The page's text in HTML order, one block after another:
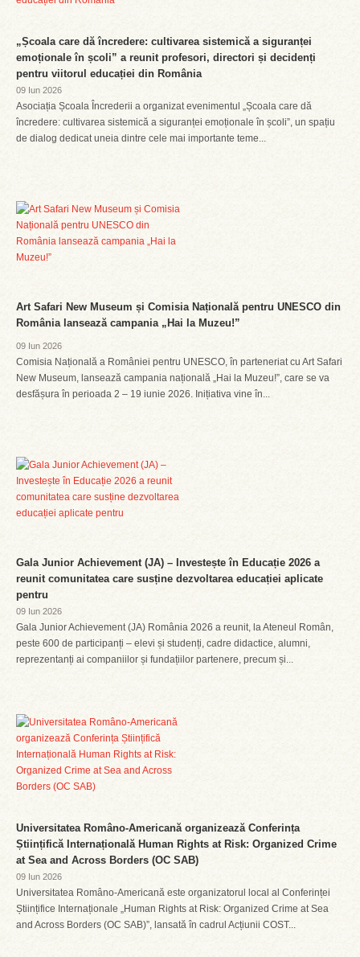
„Școala care dă încredere: cultivarea sistemică a siguranței
emoționale în școli” a reunit profesori, directori și decidenți
pentru viitorul educației din România
09 Iun 2026
Asociația Școala Încrederii a organizat evenimentul „Școala care dă
încredere: cultivarea sistemică a siguranței emoționale în școli”, un spațiu
de dialog dedicat uneia dintre cele mai importante teme...
Art Safari New Museum și Comisia Națională pentru UNESCO din
România lansează campania „Hai la Muzeu!”
09 Iun 2026
Comisia Națională a României pentru UNESCO, în parteneriat cu Art Safari
New Museum, lansează campania națională „Hai la Muzeu!”, care se va
desfășura în perioada 2 – 19 iunie 2026. Inițiativa vine în...
Gala Junior Achievement (JA) – Investește în Educație 2026 a
reunit comunitatea care susține dezvoltarea educației aplicate
pentru
09 Iun 2026
Gala Junior Achievement (JA) România 2026 a reunit, la Ateneul Român,
peste 600 de participanți – elevi și studenți, cadre didactice, alumni,
reprezentanți ai companiilor și fundațiilor partenere, precum și...
Universitatea Româno-Americană organizează Conferința
Științifică Internațională Human Rights at Risk: Organized Crime
at Sea and Across Borders (OC SAB)
09 Iun 2026
Universitatea Româno-Americană este organizatorul local al Conferinței
Științifice Internaționale „Human Rights at Risk: Organized Crime at Sea
and Across Borders (OC SAB)”, lansată în cadrul Acțiunii COST...